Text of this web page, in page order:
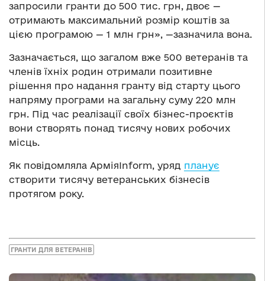
запросили гранти до 500 тис. грн, двоє —
отримають максимальний розмір коштів за
цією програмою — 1 млн грн», —зазначила вона.
Зазначається, що загалом вже 500 ветеранів та
членів їхніх родин отримали позитивне
рішення про надання гранту від старту цього
напряму програми на загальну суму 220 млн
грн. Під час реалізації своїх бізнес-проєктів
вони створять понад тисячу нових робочих
місць.
Як повідомляла АрміяInform, уряд планує
створити тисячу ветеранських бізнесів
протягом року.
ГРАНТИ ДЛЯ ВЕТЕРАНІВ